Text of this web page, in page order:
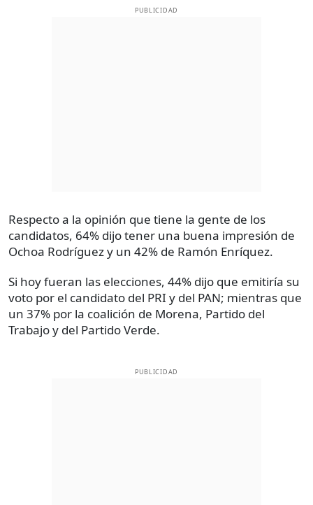
PUBLICIDAD
Respecto a la opinión que tiene la gente de los
candidatos, 64% dijo tener una buena impresión de
Ochoa Rodríguez y un 42% de Ramón Enríquez.
Si hoy fueran las elecciones, 44% dijo que emitiría su
voto por el candidato del PRI y del PAN; mientras que
un 37% por la coalición de Morena, Partido del
Trabajo y del Partido Verde.
PUBLICIDAD